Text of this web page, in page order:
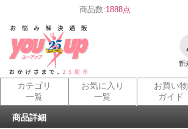
商品数:1888点
カテゴリ
一覧
お気に入り
一覧
お買い物
ガイド
商品詳細